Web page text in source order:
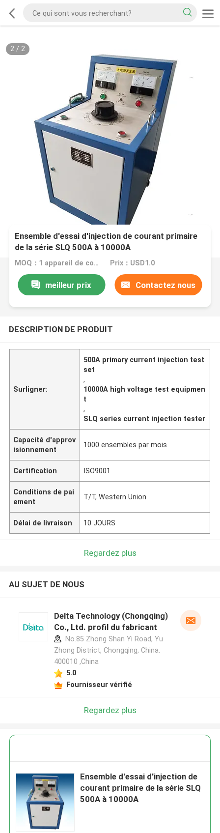
2/ 2
Ensemble d'essai d'injection de courant primaire
de la série SLQ 500A à 10000A
MOQ：1 appareil de contrôle primaire d'injection d'ensemble Prix：USD1.0
meilleur prix Contactez nous
DESCRIPTION DE PRODUIT
Surligner:
500A primary current injection test
set
,
10000A high voltage test equipmen
t
,
SLQ series current injection tester
Capacité d'approv
isionnement
1000 ensembles par mois
Certification ISO9001
Conditions de pai
ement
T/T, Western Union
Délai de livraison 10 JOURS
Regardez plus
AU SUJET DE NOUS
Delta Technology (Chongqing)
Co., Ltd. profil du fabricant
No.85 Zhong Shan Yi Road, Yu
Zhong District, Chongqing, China.
400010 ,China
5.0
Fournisseur vérifié
Regardez plus
Ensemble d'essai d'injection de
courant primaire de la série SLQ
500A à 10000A